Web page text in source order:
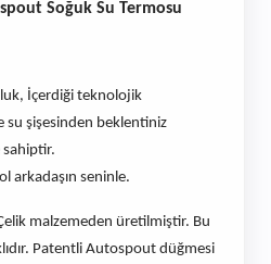
Soğuk Su Termosu
İçerdiği teknolojik
su şişesinden beklentiniz
sahiptir.
arkadaşın seninle.
malzemeden üretilmiştir. Bu
Patentli Autospout düğmesi